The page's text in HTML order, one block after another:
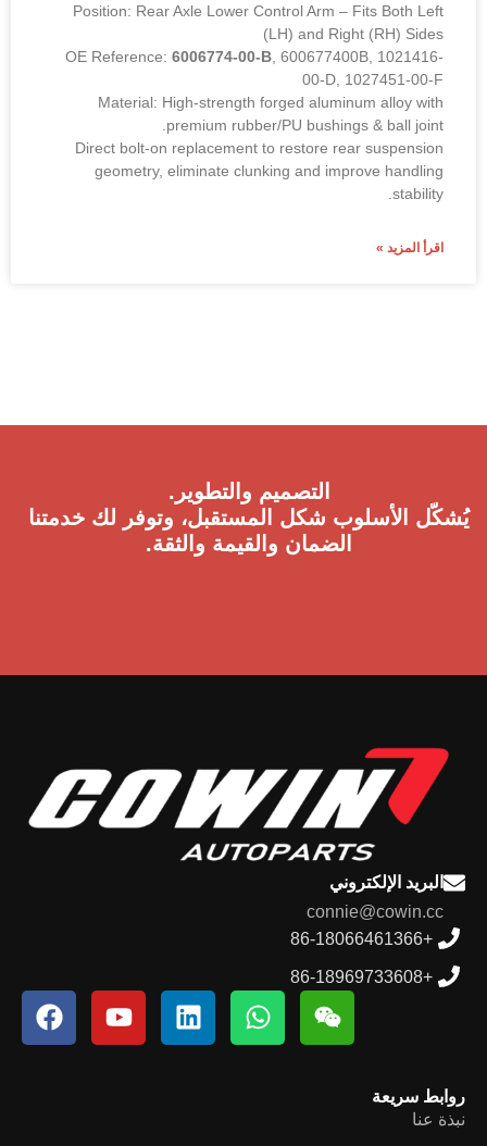
Position: Rear Axle Lower Control Arm – Fits Both Left
(LH) and Right (RH) Sides
OE Reference: 6006774-00-B , 600677400B, 1021416-
00-D, 1027451-00-F
Material: High-strength forged aluminum alloy with
premium rubber/PU bushings & ball joint.
Direct bolt-on replacement to restore rear suspension
geometry, eliminate clunking and improve handling
stability.
اقرأ المزيد »
التصميم والتطوير.
يُشكّل الأسلوب شكل المستقبل، وتوفر لك خدمتنا
الضمان والقيمة والثقة.
البريد الإلكتروني
connie@cowin.cc
+86-18066461366
+86-18969733608
روابط سريعة
نبذة عنا